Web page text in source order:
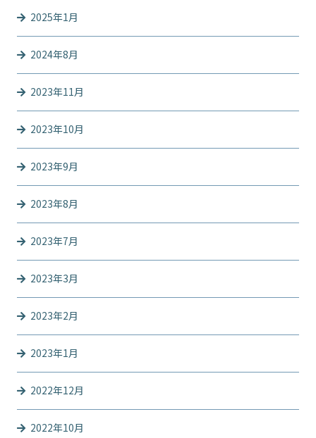
2025年1月
2024年8月
2023年11月
2023年10月
2023年9月
2023年8月
2023年7月
2023年3月
2023年2月
2023年1月
2022年12月
2022年10月